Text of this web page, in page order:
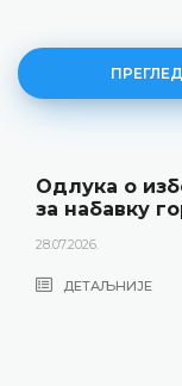
Одлука о
за набавку
28.07.2026.
ДЕТАЉНИЈЕ